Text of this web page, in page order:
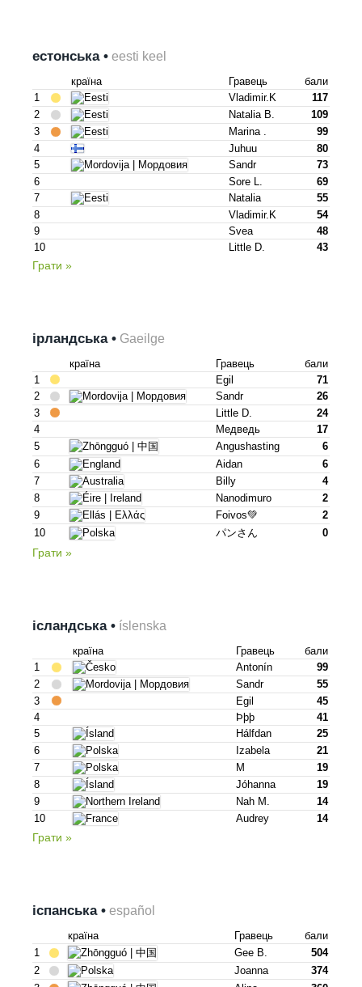
естонська • eesti keel
країна Гравець
бали
1
Vladimir.k
117
2
Natalia B.
109
3
Marina .
99
4
Juhuu
80
5
Sandr
73
6
Sore L.
69
7
Natalia
55
8
Vladimir.k
54
9
Svea
48
10
Little D. 43
Грати »
ірландська • Gaeilge
країна Гравець
бали
1
Egil
71
2
Sandr
26
3
Little D.
24
4
Медведь
17
5
Angushasting
6
6
Aidan
6
7
Billy
4
8
Nanodimuro
2
9
Foivos💚
2
10
パンさん 0
Грати »
ісландська • íslenska
країна Гравець
бали
1
Antonín
99
2
Sandr
55
3
Egil
45
4
Þþþ
41
5
Hálfdan
25
6
Izabela
21
7
M
19
8
Jóhanna
19
9
Nah M.
14
10
Audrey 14
Грати »
іспанська • español
країна Гравець
бали
1
Gee B.
504
2
Joanna
374